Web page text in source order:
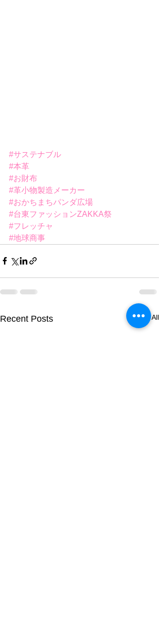
#サステナブル
#本革
#お財布
#革小物製造メーカー
#おかちまちパンダ広場
#台東ファッションZAKKA祭
#フレッチャ
#地球商事
Recent Posts See All